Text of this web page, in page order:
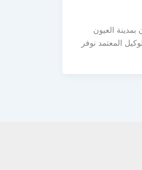
العيون
المعتمد نوفر